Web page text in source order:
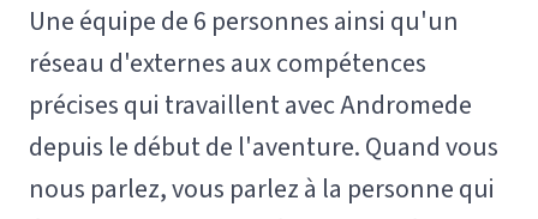
Une équipe de 6 personnes ainsi qu'un
réseau d'externes aux compétences
précises qui travaillent avec Andromede
depuis le début de l'aventure. Quand vous
nous parlez, vous parlez à la personne qui